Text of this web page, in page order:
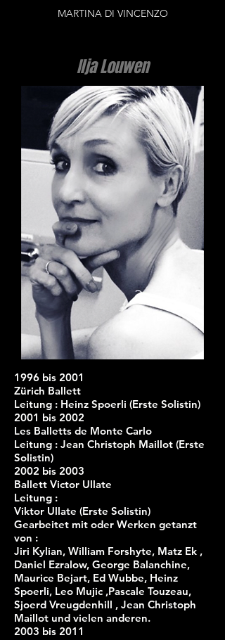
MARTINA DI VINCENZO
Ilja Louwen
1996 bis 2001
Zürich Ballett
Leitung : Heinz Spoerli (Erste Solistin)
2001 bis 2002
Les Balletts de Monte Carlo
Leitung : Jean Christoph Maillot (Erste
Solistin)
2002 bis 2003
Ballett Victor Ullate
Leitung :
Viktor Ullate (Erste Solistin)
Gearbeitet mit oder Werken getanzt
von :
Jiri Kylian, William Forshyte, Matz Ek ,
Daniel Ezralow, George Balanchine,
Maurice Bejart, Ed Wubbe, Heinz
Spoerli, Leo Mujic ,Pascale Touzeau,
Sjoerd Vreugdenhill , Jean Christoph
Maillot und vielen anderen.
2003 bis 2011